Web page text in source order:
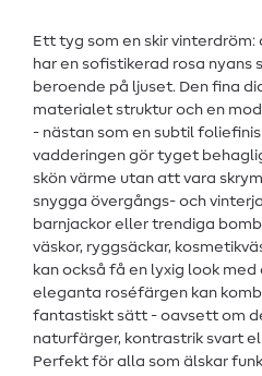
Ett tyg som en skir
har en sofistikerad rosa nyans
beroende på ljuset. Den fina
materialet struktur och en
- nästan som en subtil
vadderingen gör tyget
skön värme utan att vara
snygga övergångs- och
barnjackor eller trendiga
väskor, ryggsäckar,
kan också få en lyxig look
eleganta roséfärgen kan
fantastiskt sätt - oavsett om
naturfärger, kontrastrik svart
Perfekt för alla som älskar